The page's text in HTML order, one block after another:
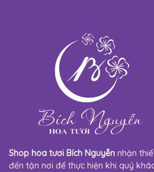
Shop hoa tươi Bích Nguyễn nhận
đến tận nơi để thực hiện khi quý